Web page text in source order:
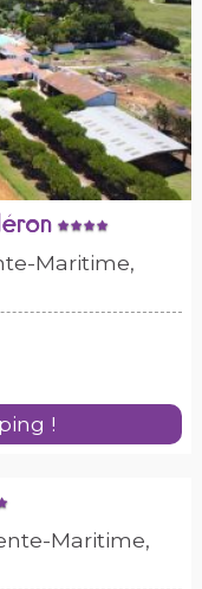
Maritime,
!
Maritime,